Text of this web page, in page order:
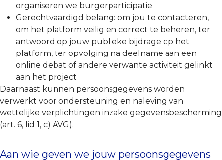
organiseren we burgerparticipatie
Gerechtvaardigd belang: om jou te contacteren,
om het platform veilig en correct te beheren, ter
antwoord op jouw publieke bijdrage op het
platform, ter opvolging na deelname aan een
online debat of andere verwante activiteit gelinkt
aan het project
Daarnaast kunnen persoonsgegevens worden
verwerkt voor ondersteuning en naleving van
wettelijke verplichtingen inzake gegevensbescherming
(art. 6, lid 1, c) AVG).
Aan wie geven we jouw persoonsgegevens